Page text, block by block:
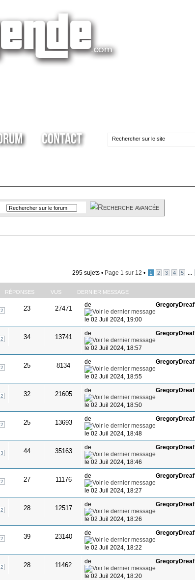
Contact
295 sujets • Page 1 sur 12 • 1 2 3 4 5
RÉPONSES VUS DERNIER MESSAGE
2 23 27471 deGregoryDreaf
le 02 Juil 2024, 19:00
2 34 13741 deGregoryDreaf
le 02 Juil 2024, 18:57
2 25 8134 deGregoryDreaf
le 02 Juil 2024, 18:55
2 32 21605 deGregoryDreaf
le 02 Juil 2024, 18:50
2 25 13693 deGregoryDreaf
le 02 Juil 2024, 18:48
3 44 35163 deGregoryDreaf
le 02 Juil 2024, 18:46
2 27 11176 deGregoryDreaf
le 02 Juil 2024, 18:27
2 28 12517 deGregoryDreaf
le 02 Juil 2024, 18:26
2 39 23140 deGregoryDreaf
le 02 Juil 2024, 18:22
2 28 11462 deGregoryDreaf
le 02 Juil 2024, 18:20